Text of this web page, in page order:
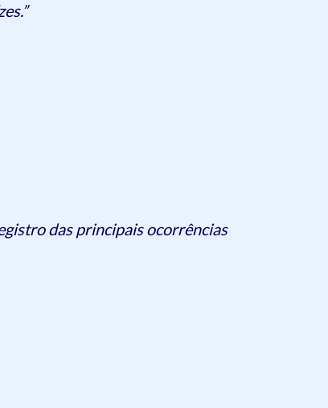
das principais ocorrências